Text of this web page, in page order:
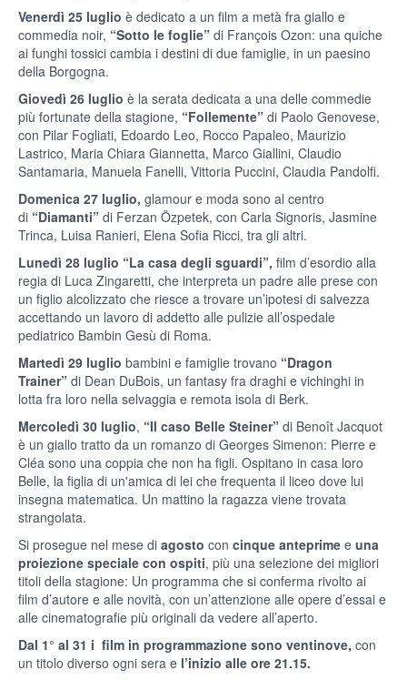
Venerdì 25 luglio è dedicato a un film a metà fra giallo e
commedia noir, “Sotto le foglie” di François Ozon: una quiche
ai funghi tossici cambia i destini di due famiglie, in un paesino
della Borgogna.
Giovedì 26 luglio è la serata dedicata a una delle commedie
più fortunate della stagione, “Follemente” di Paolo Genovese,
con Pilar Fogliati, Edoardo Leo, Rocco Papaleo, Maurizio
Lastrico, Maria Chiara Giannetta, Marco Giallini, Claudio
Santamaria, Manuela Fanelli, Vittoria Puccini, Claudia Pandolfi.
Domenica 27 luglio, glamour e moda sono al centro
di “Diamanti” di Ferzan Özpetek, con Carla Signoris, Jasmine
Trinca, Luisa Ranieri, Elena Sofia Ricci, tra gli altri.
Lunedì 28 luglio “La casa degli sguardi”, film d’esordio alla
regia di Luca Zingaretti, che interpreta un padre alle prese con
un figlio alcolizzato che riesce a trovare un’ipotesi di salvezza
accettando un lavoro di addetto alle pulizie all’ospedale
pediatrico Bambin Gesù di Roma.
Martedì 29 luglio bambini e famiglie trovano “Dragon
Trainer” di Dean DuBois, un fantasy fra draghi e vichinghi in
lotta fra loro nella selvaggia e remota isola di Berk.
Mercoledì 30 luglio, “Il caso Belle Steiner” di Benoît Jacquot
è un giallo tratto da un romanzo di Georges Simenon: Pierre e
Cléa sono una coppia che non ha figli. Ospitano in casa loro
Belle, la figlia di un'amica di lei che frequenta il liceo dove lui
insegna matematica. Un mattino la ragazza viene trovata
strangolata.
Si prosegue nel mese di agosto con cinque anteprime e una
proiezione speciale con ospiti, più una selezione dei migliori
titoli della stagione: Un programma che si conferma rivolto ai
film d’autore e alle novità, con un’attenzione alle opere d’essai e
alle cinematografie più originali da vedere all’aperto.
Dal 1° al 31 i film in programmazione sono ventinove, con
un titolo diverso ogni sera e l’inizio alle ore 21.15.